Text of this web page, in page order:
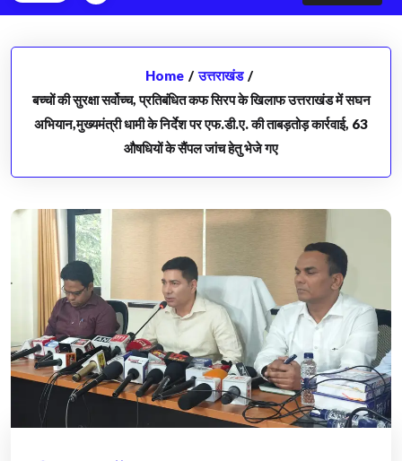
Home / उत्तराखंड /
बच्चों की सुरक्षा सर्वोच्च, प्रतिबंधित कफ सिरप के खिलाफ उत्तराखंड में सघन
अभियान,मुख्यमंत्री धामी के निर्देश पर एफ.डी.ए. की ताबड़तोड़ कार्रवाई, 63
औषधियों के सैंपल जांच हेतु भेजे गए